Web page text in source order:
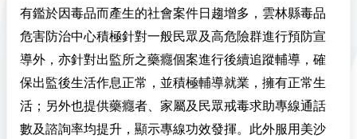
有鑑於因毒品而產生的社會案件日趨增多，雲林縣毒品
危害防治中心積極針對一般民眾及高危險群進行預防宣
導外，亦針對出監所之藥癮個案進行後續追蹤輔導，確
保出監後生活作息正常，並積極輔導就業，擁有正常生
活；另外也提供藥癮者、家屬及民眾戒毒求助專線通話
數及諮詢率均提升，顯示專線功效發揮。此外服用美沙